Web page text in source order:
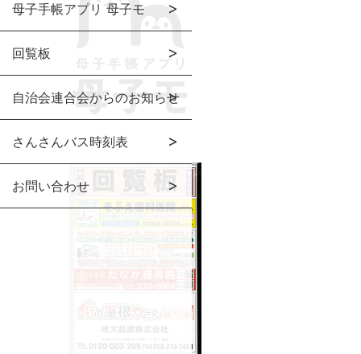
母子手帳アプリ 母子モ
回覧板
自治会連合会からのお知らせ
さんさんバス時刻表
お問い合わせ